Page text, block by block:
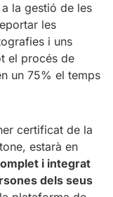
la gestió de les
les
i uns
el procés de
un 75% el temps
certificat de la
estarà en
i integrat
dels seus